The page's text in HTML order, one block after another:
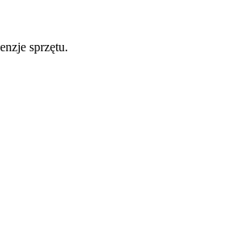
sprzętu.